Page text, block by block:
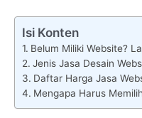
Isi Konten
Belum Miliki Website?
Jenis Jasa Desain
Daftar Harga Jasa
Mengapa Harus